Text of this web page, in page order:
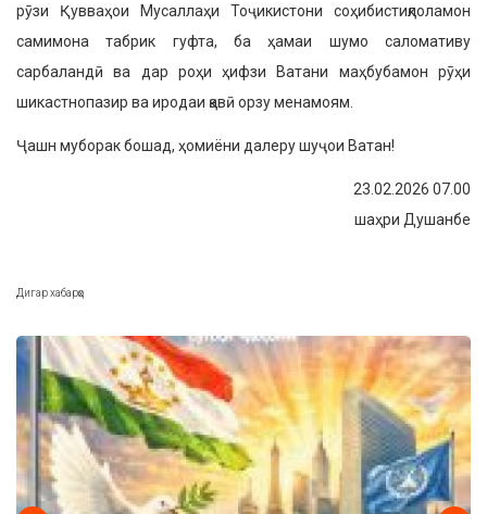
рӯзи Қувваҳои Мусаллаҳи Тоҷикистони соҳибистиқлоламон
самимона табрик гуфта, ба ҳамаи шумо саломативу
сарбаландӣ ва дар роҳи ҳифзи Ватани маҳбубамон рӯҳи
шикастнопазир ва иродаи қавӣ орзу менамоям.
Ҷашн муборак бошад, ҳомиёни далеру шуҷои Ватан!
23.02.2026 07.00
шаҳри Душанбе
Дигар хабарҳо